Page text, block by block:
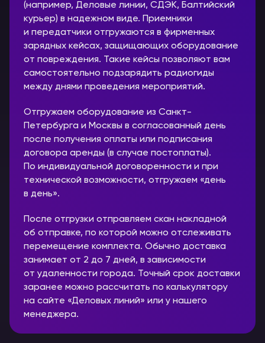
(например, Деловые линии, СДЭК, Балтийский
курьер) в надежном виде. Приемники
и передатчики отгружаются в фирменных
зарядных кейсах, защищающих оборудование
от повреждения. Такие кейсы позволяют вам
самостоятельно подзарядить радиогиды
между днями проведения мероприятий.
Отгружаем оборудование из Санкт-
Петербурга и Москвы в согласованный день
после получения оплаты или подписания
договора аренды (в случае постоплаты).
По индивидуальной договоренности и при
технической возможности, отгружаем «день
в день».
После отгрузки отправляем скан накладной
об отправке, по которой можно отслеживать
перемещение комплекта. Обычно доставка
занимает от 2 до 7 дней, в зависимости
от удаленности города. Точный срок доставки
заранее можно рассчитать по калькулятору
на сайте «Деловых линий» или у нашего
менеджера.